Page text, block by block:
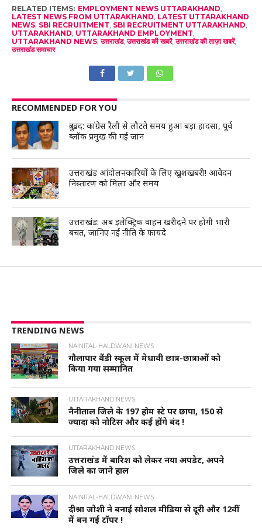
RELATED ITEMS: EMPLOYMENT NEWS UTTARAKHAND,
LATEST NEWS FROM UTTARAKHAND, LATEST UTTARAKHAND
NEWS, SBI RECRUITMENT, SBI RECRUITMENT UTTARAKHAND,
UTTARAKHAND, UTTARAKHAND EMPLOYMENT,
UTTARAKHAND NEWS,उत्तराखंड,उत्तराखंड की खबरें,उत्तराखंड की ताज़ा खबरें,
उत्तराखंड समाचार
RECOMMENDED FOR YOU
दुःखद: कांग्रेस रैली से लौटते समय हुआ बड़ा हादसा, पूर्व
ब्लॉक प्रमुख की गई जान
उत्तराखंड आंदोलनकारियों के लिए खुशखबरी! आवेदन
निस्तारण को मिला और समय
उत्तराखंड: अब इलेक्ट्रिक वाहन खरीदने पर होगी भारी
बचत, जानिए नई नीति के फायदे
TRENDING NEWS
NAINITAL-HALDWANI NEWS
गौलापार वैंडी स्कूल में मेधावी छात्र-छात्राओं को
किया गया सम्मानित
UTTARAKHAND NEWS
नैनीताल जिले के 197 होम स्टे पर छापा, 150 से
ज्यादा को नोटिस और कई होंगे बंद !
UTTARAKHAND NEWS
उत्तराखंड में बारिश को लेकर नया अपडेट, अपने
जिले का जाने हाल
NAINITAL-HALDWANI NEWS
दीश्रा जोशी ने बनाई सोशल मीडिया से दूरी और 12वीं
में बन गई टॉपर !